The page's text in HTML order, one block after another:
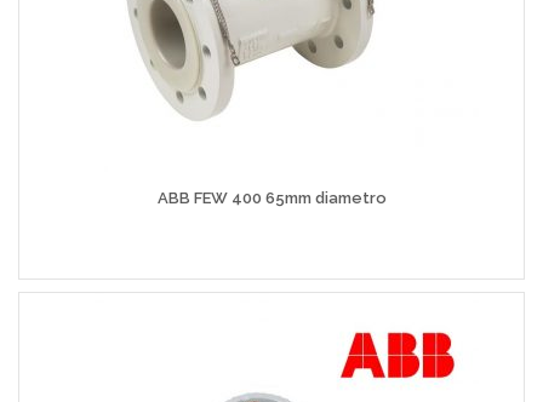
ABB FEW 400 65mm diametro